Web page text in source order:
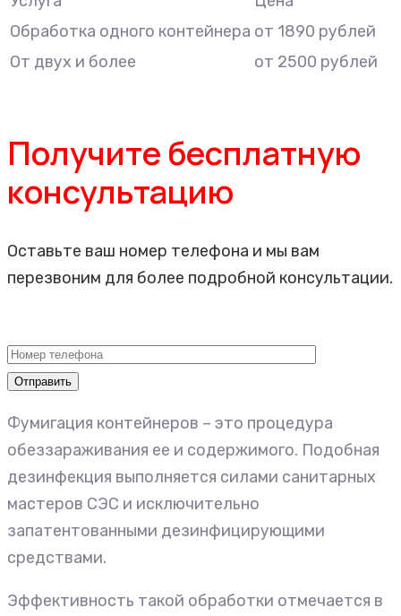
Обработка одного контейнера от 1890 рублей
От двух и более
от 2500 рублей
Получите бесплатную
консультацию
Оставьте ваш номер телефона и мы вам
перезвоним для более подробной консультации.
Фумигация контейнеров – это процедура
обеззараживания ее и содержимого. Подобная
дезинфекция выполняется силами санитарных
мастеров СЭС и исключительно
запатентованными дезинфицирующими
средствами.
Эффективность такой обработки отмечается в